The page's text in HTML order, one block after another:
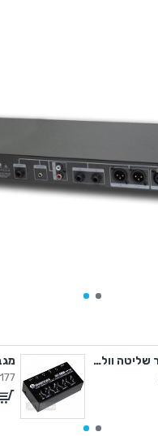
כפתור שליטה ווליום USB